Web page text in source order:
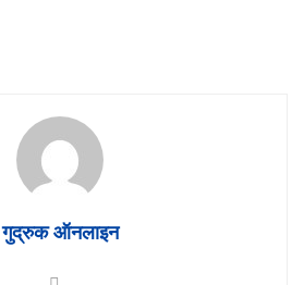
गुद्रुक ऑनलाइन